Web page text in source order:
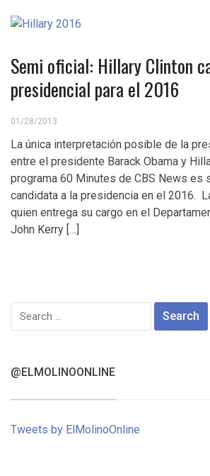
Semi oficial: Hillary Clinton
presidencial para el 2016
01/28/2013
La única interpretación posible de la
entre el presidente Barack Obama y
programa 60 Minutes de CBS News es
candidata a la presidencia en el 2016.
quien entrega su cargo en el
John Kerry […]
Search
@ELMOLINOONLINE
Tweets by ElMolinoOnline